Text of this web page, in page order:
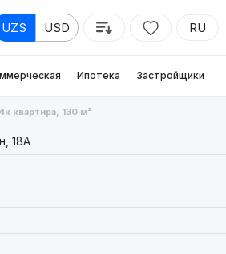
UZS USD RU
Ипотека Застройщики
4к квартира, 130 м²
18A